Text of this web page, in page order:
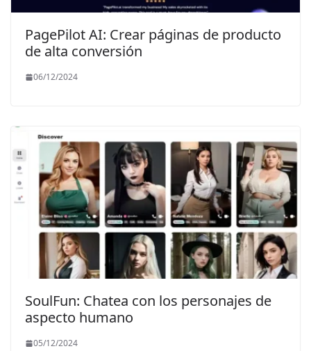
PagePilot AI: Crear páginas de producto
de alta conversión
06/12/2024
SoulFun: Chatea con los personajes de
aspecto humano
05/12/2024